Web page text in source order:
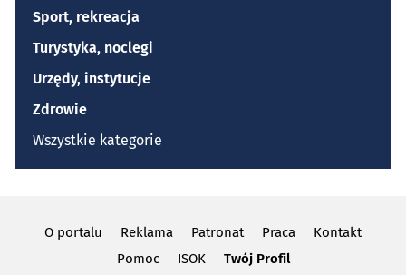
Sport, rekreacja
Turystyka, noclegi
Urzędy, instytucje
Zdrowie
Wszystkie kategorie
O portalu Reklama Patronat Praca
Kontakt
Pomoc
ISOK Twój Profil